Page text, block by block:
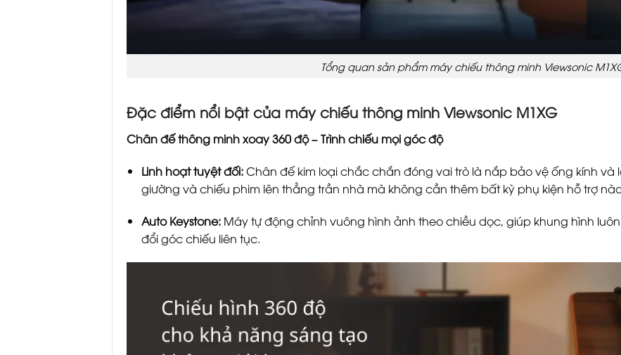
Tổng quan sản phẩm máy chiếu thông minh Viewsonic
Đặc điểm nổi bật của máy chiếu thông minh Viewsonic M1XG
Chân đế thông minh xoay 360 độ – Trình chiếu mọi góc độ
Linh hoạt tuyệt đối:Chân đế kim loại chắc chắn đóng vai trò là nắp bảo vệ ống kính và
giường và chiếu phim lên thẳng trần nhà mà không cần thêm bất kỳ phụ kiện hỗ trợ
Auto Keystone:Máy tự động chỉnh vuông hình ảnh theo chiều dọc, giúp khung hình
đổi góc chiếu liên tục.